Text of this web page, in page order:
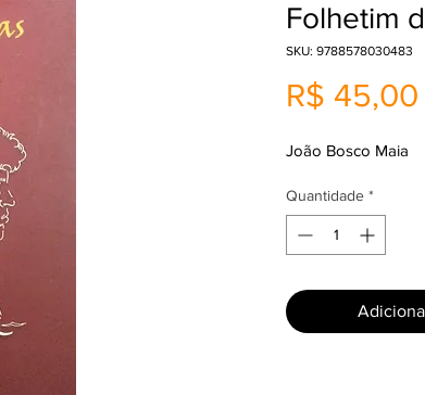
Folhetim
SKU: 9788578030483
R$ 45,00
João Bosco Maia
Quantidade *